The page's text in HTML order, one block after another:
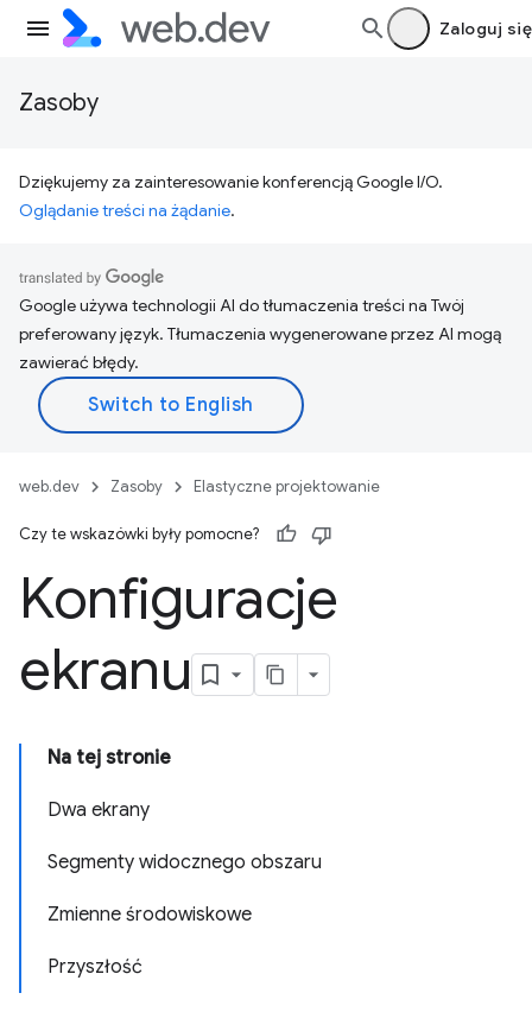
Zaloguj się
Zasoby
Dziękujemy za zainteresowanie konferencją Google I/O.
Oglądanie treści na żądanie.
Google używa technologii AI do tłumaczenia treści na Twój
preferowany język. Tłumaczenia wygenerowane przez AI mogą
zawierać błędy.
web.dev Zasoby Elastyczne projektowanie
Czy te wskazówki były pomocne?
Konfiguracje
ekranu
Na tej stronie
Dwa ekrany
Segmenty widocznego obszaru
Zmienne środowiskowe
Przyszłość